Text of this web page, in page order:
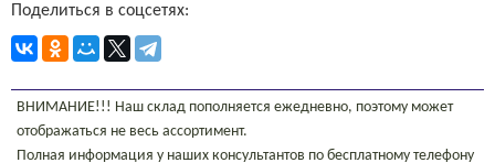
Поделиться в соцсетях:
ВНИМАНИЕ!!! Наш склад пополняется ежедневно, поэтому может
отображаться не весь ассортимент.
Полная информация у наших консультантов по бесплатному телефону